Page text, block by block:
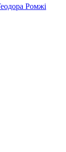
Ромжі